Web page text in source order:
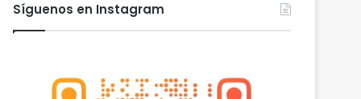
Síguenos en Instagram